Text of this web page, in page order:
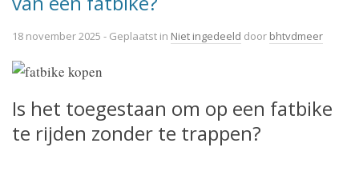
18 november 2025 - Geplaatst in Niet ingedeeld door bhtvdmeer
Is het toegestaan om op een fatbike
te rijden zonder te trappen?